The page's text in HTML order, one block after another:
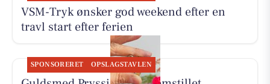
VSM-Tryk ønsker god weekend efter en
travl start efter ferien
SPONSORERET OPSLAGSTAVLEN